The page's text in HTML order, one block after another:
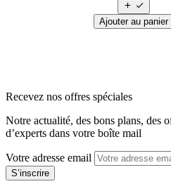


Ajouter au panier
Recevez nos offres spéciales
Notre actualité, des bons plans, des
d’experts dans votre boîte mail
Votre adresse email